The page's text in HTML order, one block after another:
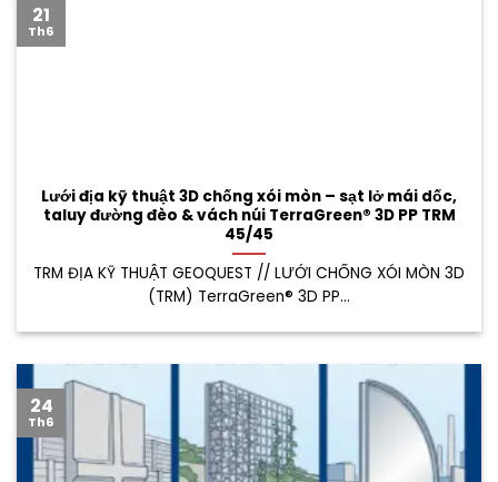
Lưới địa kỹ thuật 3D chống xói mòn – sạt lở mái dốc,
taluy đường đèo & vách núi TerraGreen® 3D PP TRM
45/45
TRM ĐỊA KỸ THUẬT GEOQUEST // LƯỚI CHỐNG XÓI MÒN 3D
(TRM) TerraGreen® 3D PP...
21
Th6
24
Th6